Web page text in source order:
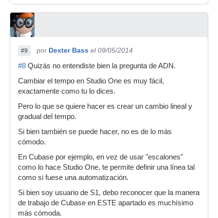
#9 por Dexter Bass el 09/05/2014
#8 Quizás no entendiste bien la pregunta de ADN.
Cambiar el tempo en Studio One es muy fácil,
exactamente como tu lo dices.
Pero lo que se quiere hacer es crear un cambio lineal y
gradual del tempo.
Si bien también se puede hacer, no es de lo más
cómodo.
En Cubase por ejemplo, en vez de usar "escalones"
como lo hace Studio One, te permite definir una línea tal
como si fuese una automatización.
Si bien soy usuario de S1, debo reconocer que la manera
de trabajo de Cubase en ESTE apartado es muchísimo
más cómoda.